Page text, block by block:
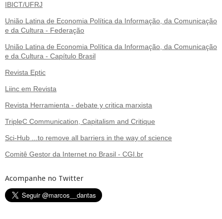
IBICT/UFRJ
União Latina de Economia Política da Informação, da Comunicação
e da Cultura - Federação
União Latina de Economia Política da Informação, da Comunicação
e da Cultura - Capítulo Brasil
Revista Eptic
Liinc em Revista
Revista Herramienta - debate y critica marxista
TripleC Communication, Capitalism and Critique
Sci-Hub ...to remove all barriers in the way of science
Comitê Gestor da Internet no Brasil - CGI.br
Acompanhe no Twitter